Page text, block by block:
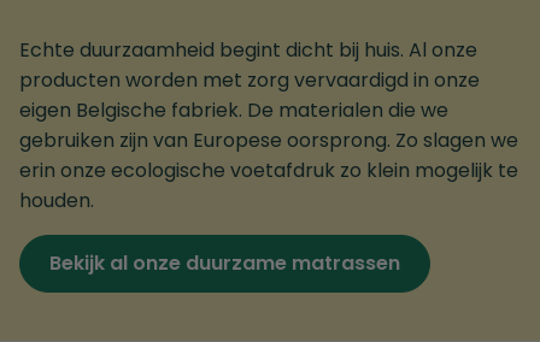
Echte duurzaamheid begint dicht bij huis. Al onze
producten worden met zorg vervaardigd in onze
eigen Belgische fabriek. De materialen die we
gebruiken zijn van Europese oorsprong. Zo slagen we
erin onze ecologische voetafdruk zo klein mogelijk te
houden.
Bekijk al onze duurzame matrassen